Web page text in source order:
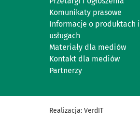
Komunikaty prasowe
Informacje o produktach i
usługach
Materiały dla mediów
Kontakt dla mediów
Partnerzy
Realizacja: VerdIT